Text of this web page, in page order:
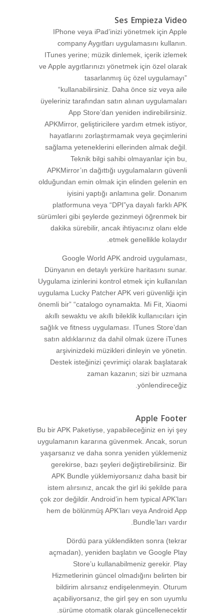
Ses Empieza Video
IPhone veya iPad’inizi yönetmek için Apple
company Aygıtları uygulamasını kullanın.
ITunes yerine; müzik dinlemek, içerik izlemek
ve Apple aygıtlarınızı yönetmek için özel olarak
tasarlanmış üç özel uygulamayı”
“kullanabilirsiniz. Daha önce siz veya aile
üyeleriniz tarafından satın alınan uygulamaları
App Store’dan yeniden indirebilirsiniz.
APKMirror, geliştiricilere yardım etmek istiyor,
hayatlarını zorlaştırmamak veya geçimlerini
sağlama yeteneklerini ellerinden almak değil.
Teknik bilgi sahibi olmayanlar için bu,
APKMirror’ın dağıttığı uygulamaların güvenli
olduğundan emin olmak için elinden gelenin en
iyisini yaptığı anlamına gelir. Donanım
platformuna veya “DPI”ya dayalı farklı APK
sürümleri gibi şeylerde gezinmeyi öğrenmek bir
dakika sürebilir, ancak ihtiyacınız olanı elde
etmek genellikle kolaydır.
Google World APK android uygulaması,
Dünyanın en detaylı yerküre haritasını sunar.
Uygulama izinlerini kontrol etmek için kullanılan
uygulama Lucky Patcher APK veri güvenliği için
önemli bir” “catalogo oynamakta. Mi Fit, Xiaomi
akıllı sewaktu ve akıllı bileklik kullanıcıları için
sağlık ve fitness uygulaması. ITunes Store’dan
satın aldıklarınız da dahil olmak üzere iTunes
arşivinizdeki müzikleri dinleyin ve yönetin.
Destek isteğinizi çevrimiçi olarak başlatarak
zaman kazanın; sizi bir uzmana
yönlendireceğiz.
Apple Footer
Bu bir APK Paketiyse, yapabileceğiniz en iyi şey
uygulamanın kararına güvenmek. Ancak, sorun
yaşarsanız ve daha sonra yeniden yüklemeniz
gerekirse, bazı şeyleri değiştirebilirsiniz. Bir
APK Bundle yüklemiyorsanız daha basit bir
istem alırsınız, ancak the girl iki şekilde para
çok zor değildir. Android’in hem typical APK’ları
hem de bölünmüş APK’ları veya Android App
Bundle’ları vardır.
Dördü para yüklendikten sonra (tekrar
açmadan), yeniden başlatın ve Google Play
Store’u kullanabilmeniz gerekir. Play
Hizmetlerinin güncel olmadığını belirten bir
bildirim alırsanız endişelenmeyin. Oturum
açabiliyorsanız, the girl şey en son uyumlu
sürüme otomatik olarak güncellenecektir.